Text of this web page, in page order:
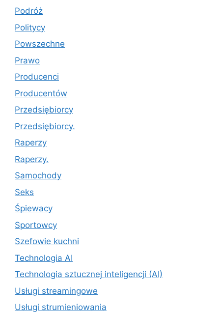
Podróż
Politycy
Powszechne
Prawo
Producenci
Producentów
Przedsiębiorcy
Przedsiębiorcy.
Raperzy
Raperzy.
Samochody
Seks
Śpiewacy
Sportowcy
Szefowie kuchni
Technologia AI
Technologia sztucznej inteligencji (AI)
Usługi streamingowe
Usługi strumieniowania